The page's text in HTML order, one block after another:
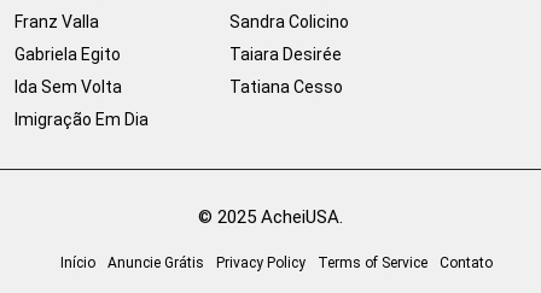
Franz Valla
Gabriela Egito
Ida Sem Volta
Imigração Em Dia
Sandra Colicino
Taiara Desirée
Tatiana Cesso
© 2025 AcheiUSA.
Início Anuncie Grátis Privacy Policy Terms of Service Contato